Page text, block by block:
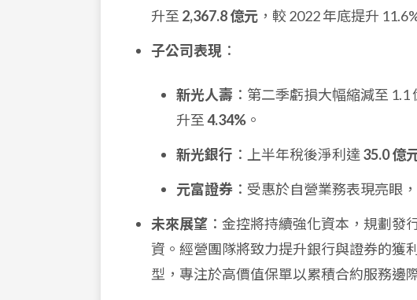
升至 2,367.8 億元 ，較 2022 年底提升
子公司表現 ：
新光人壽 ：第二季虧損大幅縮減至
升至 4.34% 。
新光銀行 ：上半年稅後淨利達 35.0 億
元富證券 ：受惠於自營業務表現亮眼
未來展望 ：金控將持續強化資本，規劃
資。經營團隊將致力提升銀行與證券的獲
型，專注於高價值保單以累積合約服務邊